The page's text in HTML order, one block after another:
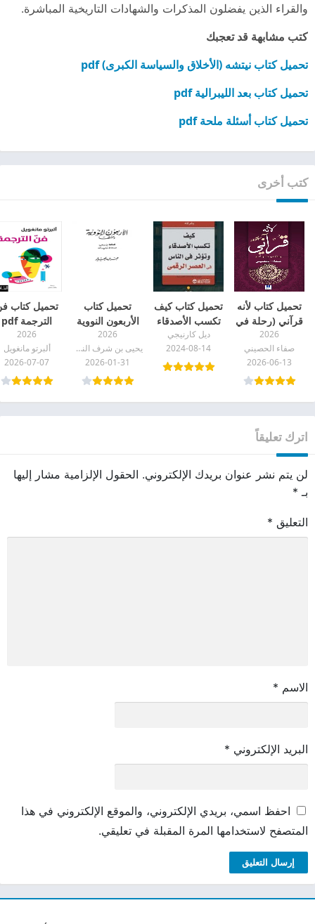
والقراء الذين يفضلون المذكرات والشهادات التاريخية المباشرة.
كتب مشابهة قد تعجبك
تحميل كتاب نيتشه (الأخلاق والسياسة الكبرى) pdf
تحميل كتاب بعد الليبرالية pdf
تحميل كتاب أسئلة ملحة pdf
كتب أخرى
تحميل كتاب لأنه
قرآني (رحلة في
عالم التدبر) pdf
2026
صفاء الحصيني
2026-06-13
تحميل كتاب كيف
تكسب الأصدقاء
وتؤثر في الناس
pdf
ديل كارنيجي
2024-08-14
تحميل كتاب
الأربعون النووية
وتتمتها pdf
2026
يحيى بن شرف النووي
2026-01-31
تحميل كتاب
الترجمة pdf
2026
ألبرتو مانغويل
2026-07-07
اترك تعليقاً
لن يتم نشر عنوان بريدك الإلكتروني. الحقول الإلزامية مشار إليها
بـ *
التعليق *
الاسم *
البريد الإلكتروني *
احفظ اسمي، بريدي الإلكتروني، والموقع الإلكتروني في هذا
المتصفح لاستخدامها المرة المقبلة في تعليقي.